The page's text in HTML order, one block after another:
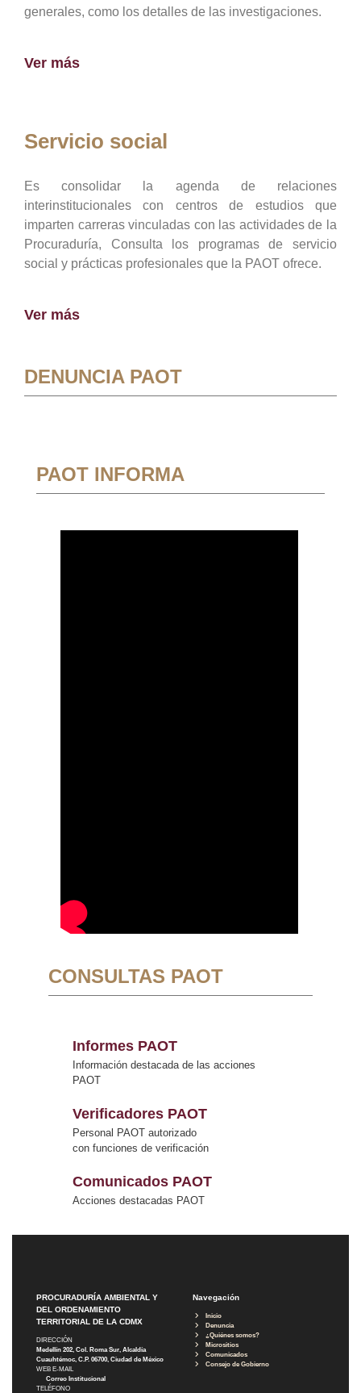
generales, como los detalles de las investigaciones.
Ver más
Servicio social
Es consolidar la agenda de relaciones
interinstitucionales con centros de estudios que
imparten carreras vinculadas con las actividades de la
Procuraduría, Consulta los programas de servicio
social y prácticas profesionales que la PAOT ofrece.
Ver más
DENUNCIA PAOT
PAOT INFORMA
CONSULTAS PAOT
Informes PAOT
Información destacada de las acciones
PAOT
Verificadores PAOT
Personal PAOT autorizado
con funciones de verificación
Comunicados PAOT
Acciones destacadas PAOT
PROCURADURÍA AMBIENTAL Y
DEL ORDENAMIENTO
TERRITORIAL DE LA CDMX
DIRECCIÓN
Medellín 202, Col. Roma Sur, Alcaldía
Cuauhtémoc, C.P. 06700, Ciudad de México
WEB E-MAIL
Correo Institucional
TELÉFONO
Navegación
Inicio
Denuncia
¿Quiénes somos?
Micrositios
Comunicados
Consejo de Gobierno